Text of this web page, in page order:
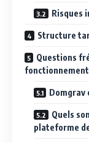
Risques
Structure
Questions
Domgrav
Quels
plateforme